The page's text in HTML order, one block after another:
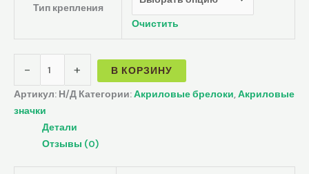
Тип крепления
Очистить
- +
В КОРЗИНУ
Артикул: Н/Д Категории:Акриловые брелоки,Акриловые
значки
Детали
Отзывы (0)